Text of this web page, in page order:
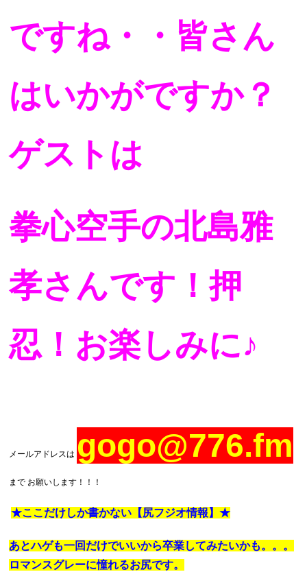
ですね・・ 皆さん
はいかがですか？
ゲストは
拳心空手の北島雅
孝さんです！押
忍！お楽しみに♪
メールアドレスは gogo@776.fm
まで お願いします！！！
★ここだけしか書かない【尻フジオ情報】★
あとハゲも一回だけでいいから卒業してみたいかも。。。
ロマンスグレーに憧れるお尻です。